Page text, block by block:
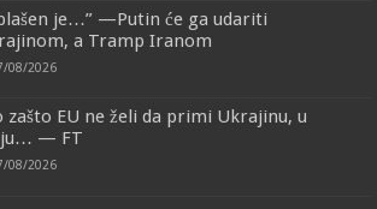
je…” —Putin će ga udariti
a Tramp Iranom
08/2026
zašto EU ne želi da primi Ukrajinu, u
— FT
08/2026